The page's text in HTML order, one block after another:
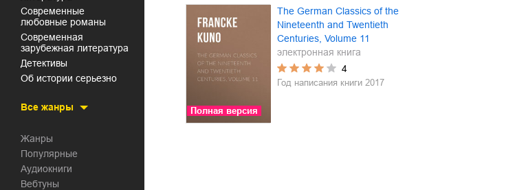
современные
любовные романы
современная
зарубежная литература
детективы
об истории серьезно
Все жанры
Жанры
Популярные
Аудиокниги
Вебтуны
Полная версия
The German Classics of the
Nineteenth and Twentieth
Centuries, Volume 11
электронная книга
4
Год написания книги 2017